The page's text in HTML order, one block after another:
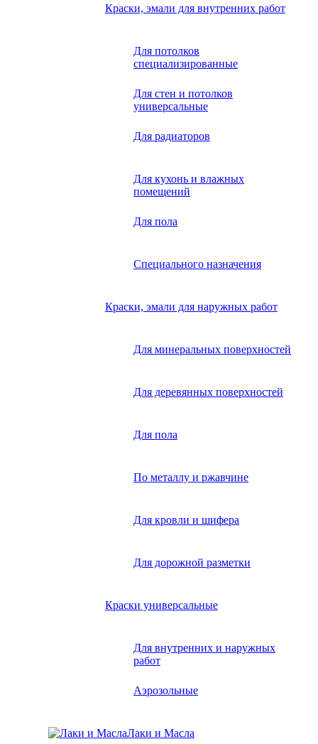
Краски, эмали для внутренних работ
Для потолков
специализированные
Для стен и потолков
универсальные
Для радиаторов
Для кухонь и влажных
помещений
Для пола
Специального назначения
Краски, эмали для наружных работ
Для минеральных поверхностей
Для деревянных поверхностей
Для пола
По металлу и ржавчине
Для кровли и шифера
Для дорожной разметки
Краски универсальные
Для внутренних и наружных
работ
Аэрозольные
Лаки и Масла